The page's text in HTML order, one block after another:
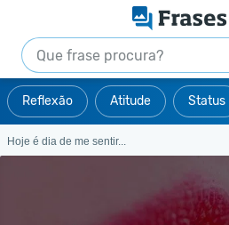
Reflexão Atitude Status
Hoje é dia de me sentir...